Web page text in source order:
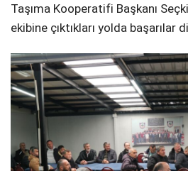
Taşıma Kooperatifi Başkanı
ekibine çıktıkları yolda başarılar